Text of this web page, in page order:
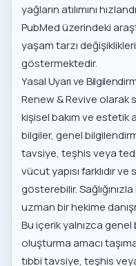
yağların atılımını
PubMedüzerindeki
yaşam tarzı
göstermektedir.
Yasal Uyarı ve
Renew & Revive
kişisel bakım ve estetik
bilgiler, genel
tavsiye, teşhis veya
vücut yapısı farklıdır
gösterebilir.
uzman bir hekime
Bu içerik yalnızca genel
oluşturma amacı
tıbbi tavsiye, teşhis